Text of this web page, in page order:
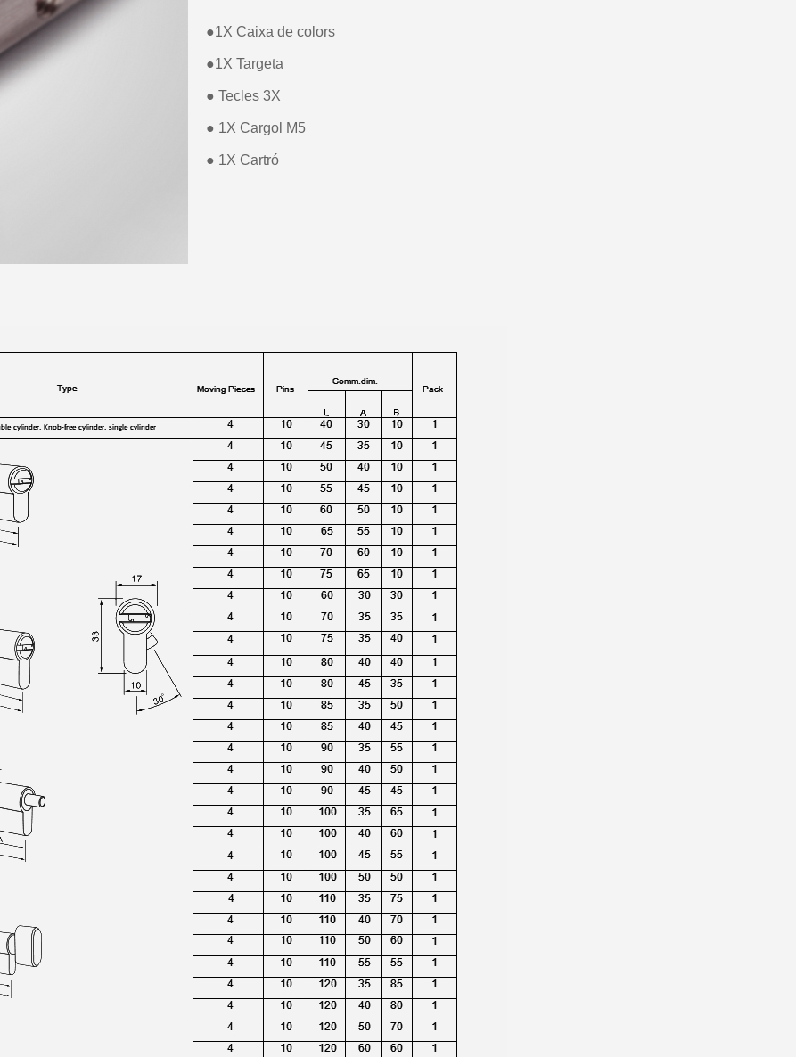
●1X Caixa de colors
●1X Targeta
● Tecles 3X
● 1X Cargol M5
● 1X Cartró